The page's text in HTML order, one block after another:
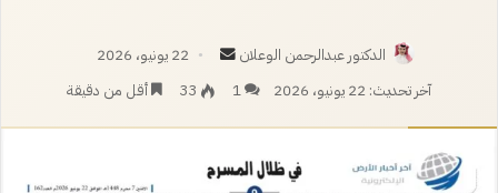
الدكتور عبدالرحمن الوعلان
أرسل
بريدا
22 يونيو، 2026
آخر تحديث: 22 يونيو، 2026
1
33 أقل من دقيقة